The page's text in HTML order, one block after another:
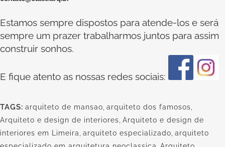
Estamos sempre dispostos para atende-los e será
sempre um prazer trabalharmos juntos para assim
construir sonhos.
E fique atento as nossas redes sociais:
TAGS: arquiteto de mansao, arquiteto dos famosos,
Arquiteto e design de interiores, Arquiteto e design de
interiores em Limeira, arquiteto especializado, arquiteto